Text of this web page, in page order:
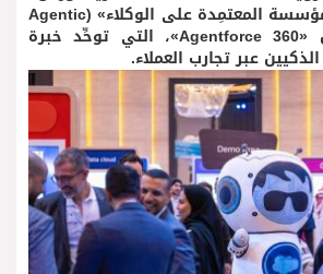
إطلاق مفهوم «المؤسسة المعتمِدة على الوكلاء» (Agentic
Enterprise) وحلول «Agentforce 360»، التي توحِّد خبرة
عبر تجارب العملاء.